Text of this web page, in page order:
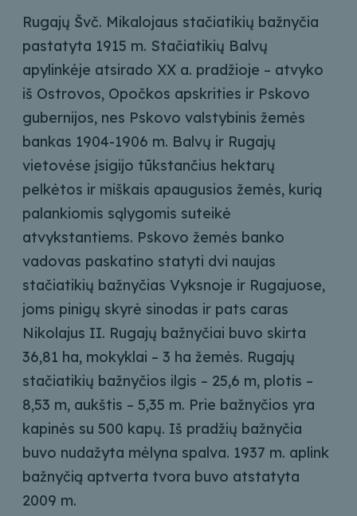
Rugajų Švč. Mikalojaus stačiatikių bažnyčia
pastatyta 1915 m. Stačiatikių Balvų
apylinkėje atsirado XX a. pradžioje – atvyko
iš Ostrovos, Opočkos apskrities ir Pskovo
gubernijos, nes Pskovo valstybinis žemės
bankas 1904-1906 m. Balvų ir Rugajų
vietovėse įsigijo tūkstančius hektarų
pelkėtos ir miškais apaugusios žemės, kurią
palankiomis sąlygomis suteikė
atvykstantiems. Pskovo žemės banko
vadovas paskatino statyti dvi naujas
stačiatikių bažnyčias Vyksnoje ir Rugajuose,
joms pinigų skyrė sinodas ir pats caras
Nikolajus II. Rugajų bažnyčiai buvo skirta
36,81 ha, mokyklai – 3 ha žemės. Rugajų
stačiatikių bažnyčios ilgis – 25,6 m, plotis –
8,53 m, aukštis – 5,35 m. Prie bažnyčios yra
kapinės su 500 kapų. Iš pradžių bažnyčia
buvo nudažyta mėlyna spalva. 1937 m. aplink
bažnyčią aptverta tvora buvo atstatyta
2009 m.